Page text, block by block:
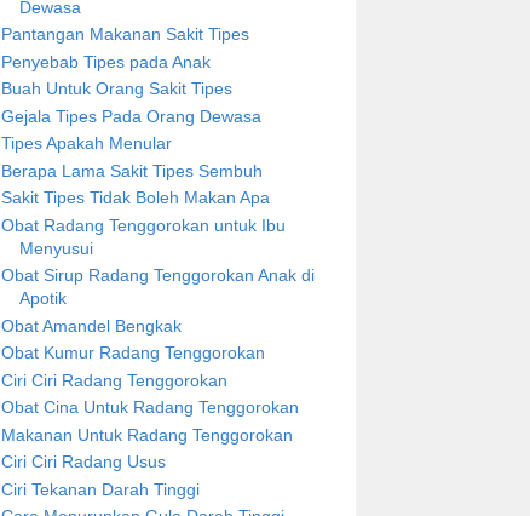
Dewasa
Pantangan Makanan Sakit Tipes
Penyebab Tipes pada Anak
Buah Untuk Orang Sakit Tipes
Gejala Tipes Pada Orang Dewasa
Tipes Apakah Menular
Berapa Lama Sakit Tipes Sembuh
Sakit Tipes Tidak Boleh Makan Apa
Obat Radang Tenggorokan untuk Ibu
Menyusui
Obat Sirup Radang Tenggorokan Anak di
Apotik
Obat Amandel Bengkak
Obat Kumur Radang Tenggorokan
Ciri Ciri Radang Tenggorokan
Obat Cina Untuk Radang Tenggorokan
Makanan Untuk Radang Tenggorokan
Ciri Ciri Radang Usus
Ciri Tekanan Darah Tinggi